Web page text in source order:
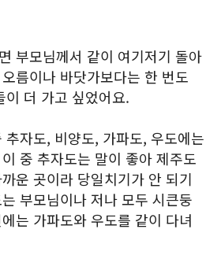
부모님께서 같이 여기저기 돌아
름이나 바닷가보다는 한 번도
더 가고 싶었어요.
자도, 비양도, 가파도, 우도에는
중 추자도는 말이 좋아 제주도
운 곳이라 당일치기가 안 되기
부모님이나 저나 모두 시큰둥
는 가파도와 우도를 같이 다녀